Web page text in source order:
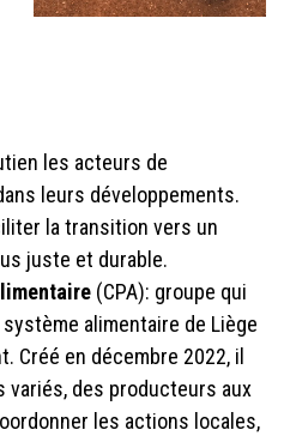
les acteurs de
leurs développements.
la transition vers un
juste et durable.
(CPA): groupe qui
alimentaire de Liège
Créé en décembre 2022, il
variés, des producteurs aux
les actions locales,